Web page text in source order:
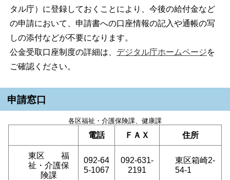
タル庁）に登録しておくことにより、今後の給付金など
の申請において、申請書への口座情報の記入や通帳の写
しの添付などが不要になります。
公金受取口座制度の詳細は、 デジタル庁ホームページを
ご確認ください。
申請窓口
各区福祉・介護保険課、健康課
電話 ＦＡＸ 住所
東区 福
祉・介護保
険課
092-64
5-1067
092-631-
2191
東区箱崎2-
54-1